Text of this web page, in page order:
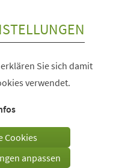
Sie sich damit
verwendet.
Cookies
anpassen